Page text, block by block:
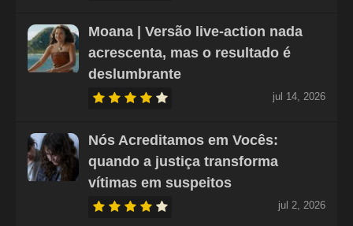
Moana | Versão live-action nada
acrescenta, mas o resultado é
deslumbrante
jul 14, 2026
Nós Acreditamos em Vocês:
quando a justiça transforma
vítimas em suspeitos
jul 2, 2026